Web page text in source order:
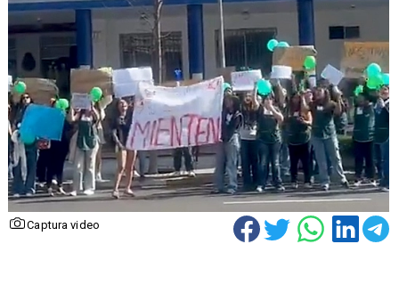
Captura video